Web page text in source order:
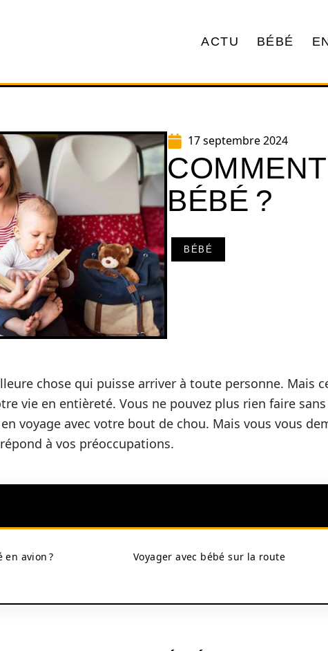
ACTU BÉBÉ
17 septembre 2024
BÉBÉ ?
BÉBÉ
chose qui puisse arriver à toute personne. Mais
vie en entièreté. Vous ne pouvez plus rien faire
voyage avec votre bout de chou. Mais vous vous
à vos préoccupations.
en avion ? Voyager avec bébé sur la route